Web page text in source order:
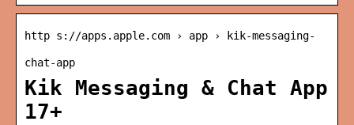
http s://apps.apple.com › app › kik-messaging-
chat-app
Kik Messaging & Chat App
17+